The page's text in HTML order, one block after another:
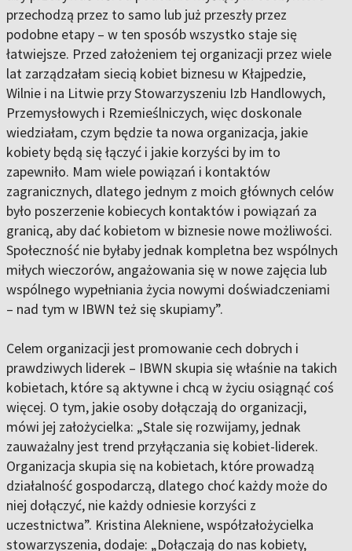
przechodzą przez to samo lub już przeszły przez
podobne etapy – w ten sposób wszystko staje się
łatwiejsze. Przed założeniem tej organizacji przez wiele
lat zarządzałam siecią kobiet biznesu w Kłajpedzie,
Wilnie i na Litwie przy Stowarzyszeniu Izb Handlowych,
Przemysłowych i Rzemieślniczych, więc doskonale
wiedziałam, czym będzie ta nowa organizacja, jakie
kobiety będą się łączyć i jakie korzyści by im to
zapewniło. Mam wiele powiązań i kontaktów
zagranicznych, dlatego jednym z moich głównych celów
było poszerzenie kobiecych kontaktów i powiązań za
granicą, aby dać kobietom w biznesie nowe możliwości.
Społeczność nie byłaby jednak kompletna bez wspólnych
miłych wieczorów, angażowania się w nowe zajęcia lub
wspólnego wypełniania życia nowymi doświadczeniami
– nad tym w IBWN też się skupiamy”.
Celem organizacji jest promowanie cech dobrych i
prawdziwych liderek – IBWN skupia się właśnie na takich
kobietach, które są aktywne i chcą w życiu osiągnąć coś
więcej. O tym, jakie osoby dołączają do organizacji,
mówi jej założycielka: „Stale się rozwijamy, jednak
zauważalny jest trend przyłączania się kobiet-liderek.
Organizacja skupia się na kobietach, które prowadzą
działalność gospodarczą, dlatego choć każdy może do
niej dołączyć, nie każdy odniesie korzyści z
uczestnictwa”. Kristina Alekniene, współzałożycielka
stowarzyszenia, dodaje: „Dołączają do nas kobiety,